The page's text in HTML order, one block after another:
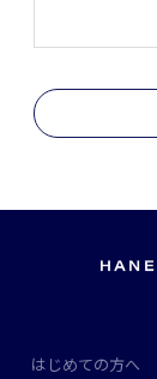
はじめての方へ